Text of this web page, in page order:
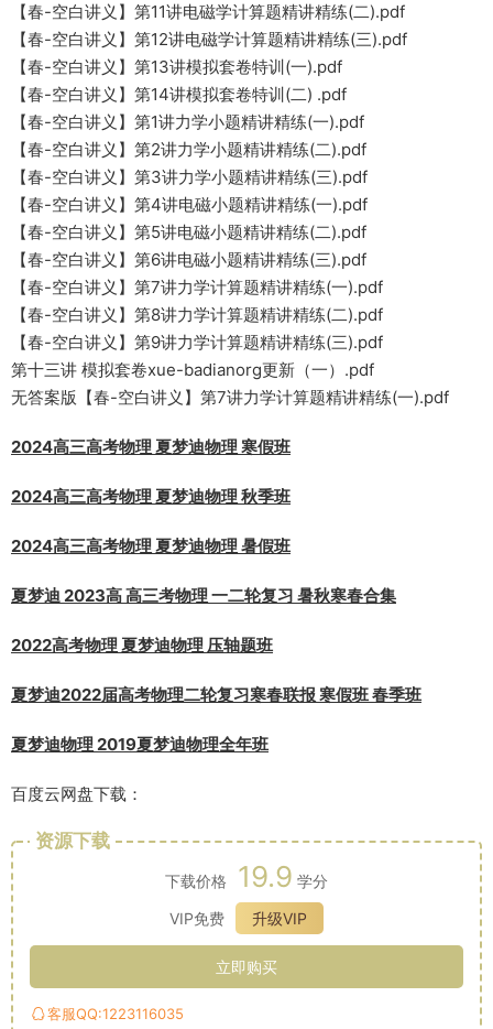
【春-空白讲义】第11讲电磁学计算题精讲精练(二).pdf
【春-空白讲义】第12讲电磁学计算题精讲精练(三).pdf
【春-空白讲义】第13讲模拟套卷特训(一).pdf
【春-空白讲义】第14讲模拟套卷特训(二) .pdf
【春-空白讲义】第1讲力学小题精讲精练(一).pdf
【春-空白讲义】第2讲力学小题精讲精练(二).pdf
【春-空白讲义】第3讲力学小题精讲精练(三).pdf
【春-空白讲义】第4讲电磁小题精讲精练(一).pdf
【春-空白讲义】第5讲电磁小题精讲精练(二).pdf
【春-空白讲义】第6讲电磁小题精讲精练(三).pdf
【春-空白讲义】第7讲力学计算题精讲精练(一).pdf
【春-空白讲义】第8讲力学计算题精讲精练(二).pdf
【春-空白讲义】第9讲力学计算题精讲精练(三).pdf
第十三讲 模拟套卷xue-badianorg更新（一）.pdf
无答案版【春-空白讲义】第7讲力学计算题精讲精练(一).pdf
2024高三高考物理 夏梦迪物理 寒假班
2024高三高考物理 夏梦迪物理 秋季班
2024高三高考物理 夏梦迪物理 暑假班
夏梦迪 2023高 高三考物理 一二轮复习 暑秋寒春合集
2022高考物理 夏梦迪物理 压轴题班
夏梦迪2022届高考物理二轮复习寒春联报 寒假班 春季班
夏梦迪物理 2019夏梦迪物理全年班
百度云网盘下载：
资源下载
下载价格 19.9 学分
VIP免费
升级VIP
立即购买
客服QQ:1223116035